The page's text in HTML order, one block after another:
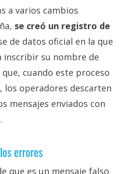
a varios cambios
se creó un registro de
de datos oficial en la que
inscribir su nombre de
cuando este proceso
operadores descarten
mensajes enviados con
errores
que es un mensaje falso